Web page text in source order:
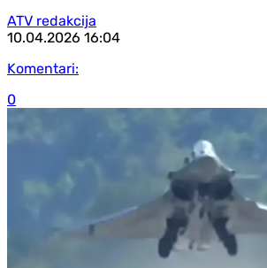
ATV redakcija
10.04.2026 16:04
Komentari:
0